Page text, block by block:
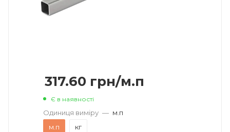
317.60 грн/м.п
Є в наявності
Одиниця виміру — м.п
м.п
кг